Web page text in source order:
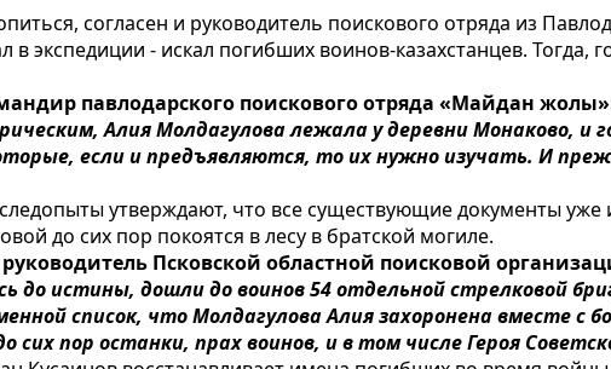
согласен и руководитель поискового отряда из
в экспедиции - искал погибших воинов-казахстанцев.
павлодарского поискового отряда «Майдан
Алия Молдагулова лежала у деревни Монаково,
если и предъявляются, то их нужно изучать. И
утверждают, что все существующие документы уже
до сих пор покоятся в лесу в братской могиле.
Псковской областной поисковой
до истины, дошли до воинов 54 отдельной стрелковой
список, что Молдагулова Алия захоронена вместе с
сих пор останки, прах воинов, и в том числе Героя